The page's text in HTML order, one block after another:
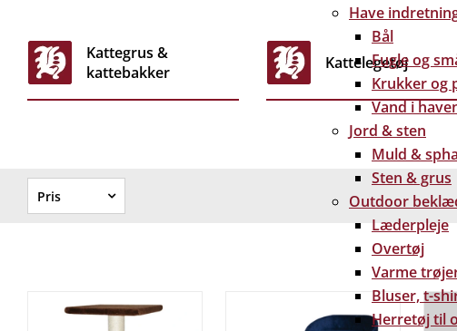
Have
Bål
Fugle og
Krukker og
Vand i
Jord & sten
Muld &
Sten & grus
Outdoor
Læderpleje
Overtøj
Varme
Bluser, t-
Herretøj til
Kattegrus &
kattebakker
Kattelegetøj
Pris